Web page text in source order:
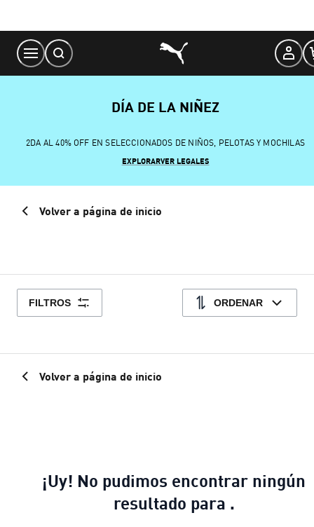
Content
DÍA DE LA NIÑEZ
2DA AL 40% OFF EN SELECCIONADOS DE NIÑOS, PELOTAS Y MOCHILAS
EXPLORARVER LEGALES
Volver a página de inicio
FILTROS ORDENAR
Volver a página de inicio
¡Uy! No pudimos encontrar ningún
resultado para .